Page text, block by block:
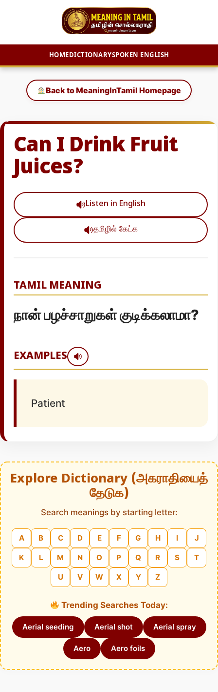
HOMEDICTIONARYSPOKEN ENGLISH
content
Back to MeaningInTamil Homepage
Can I Drink Fruit
Juices?
Listen in English
தமிழில் கேட்க
TAMIL MEANING
நான் பழச்சாறுகள் குடிக்கலாமா?
EXAMPLES
Patient
Explore Dictionary (அகராதியைத்
தேடுக)
Search meanings by starting letter:
A B C D E F G H I J
K L M N O P Q R S T
U V W X Y Z
Trending Searches Today:
Aerial seeding Aerial shot Aerial spray
Aero Aero foils